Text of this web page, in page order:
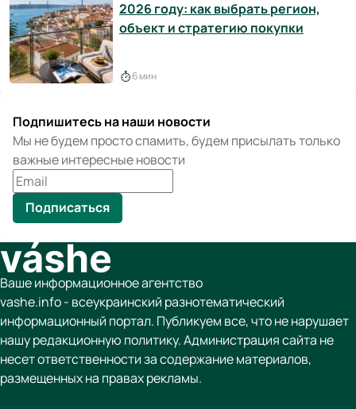
2026 году: как выбрать регион,
объект и стратегию покупки
6 мин
Подпишитесь на наши новости
Мы не будем просто спамить, будем присылать только
важные интересные новости
Подписаться
Ваше информационное агентство
vashe.info - всеукраинский разнотематический
информационный портал. Публикуем все, что не нарушает
нашу редакционную политику. Администрация сайта не
несет ответственности за содержание материалов,
размещенных на правах рекламы.